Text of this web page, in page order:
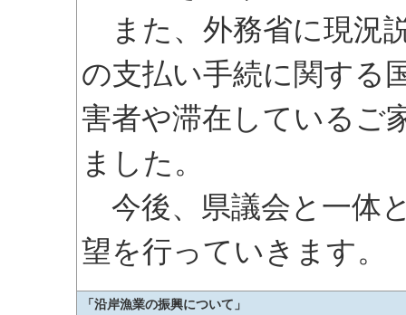
また、外務省に現況
の支払い手続に関する
害者や滞在しているご
ました。
今後、県議会と一体
望を行っていきます。
「沿岸漁業の振興について」